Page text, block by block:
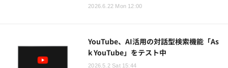
2026.6.22 Mon 12:00
YouTube、AI活用の対話型検索機能「As
k YouTube」をテスト中
2026.5.2 Sat 15:44